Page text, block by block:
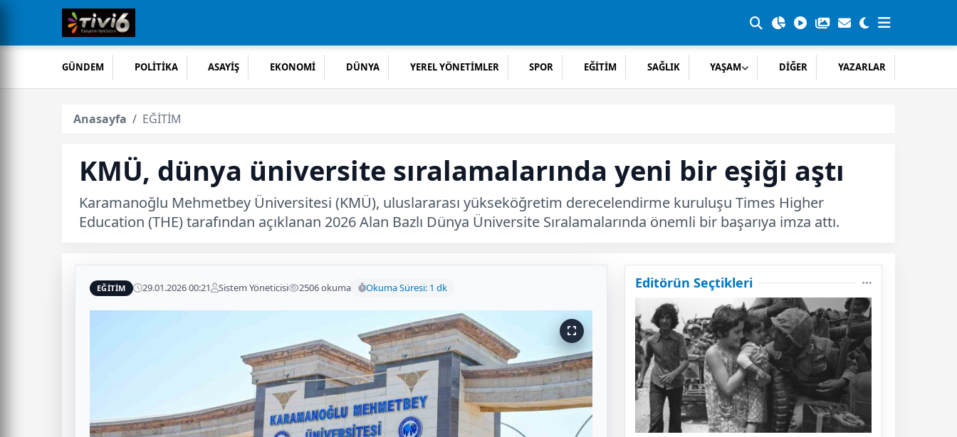
GÜNDEM POLİTİKA ASAYİŞ EKONOMİ DÜNYA YEREL YÖNETİMLER SPOR EĞİTİM SAĞLIK YAŞAM DİĞER YAZARLAR
Anasayfa EĞİTİM
KMÜ, dünya üniversite sıralamalarında yeni bir eşiği aştı
Karamanoğlu Mehmetbey Üniversitesi (KMÜ), uluslararası yükseköğretim derecelendirme kuruluşu Times Higher
Education (THE) tarafından açıklanan 2026 Alan Bazlı Dünya Üniversite Sıralamalarında önemli bir başarıya imza attı.
EĞİTİM 29.01.2026 00:21 Sistem Yöneticisi 2506 okuma Okuma Süresi: 1 dk Editörün Seçtikleri